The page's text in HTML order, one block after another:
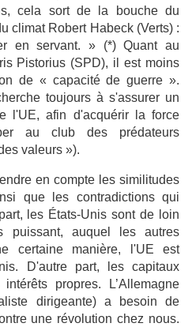
cela sort de la bouche du
climat Robert Habeck(Verts) :
en servant. » (*) Quant au
Pistorius (SPD), il est moins
de « capacité de guerre ».
toujours à s'assurer un
l'UE, afin d'acquérir la force
au club des prédateurs
valeurs »).
en compte les similitudes
que les contradictions qui
les États-Unis sont de loin
puissant, auquel les autres
certaine manière, l'UE est
D'autre part, les capitaux
propres. L’Allemagne
dirigeante) a besoin de
une révolution chez nous.